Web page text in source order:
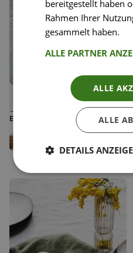
Speichern
Rindslungenbraten in
Senfrahmsauce mit
Butternudeln und Cranberry
Creative Director Jones
Fashion
bereitgestellt haben
Rahmen Ihrer
gesammelt haben.
ALLE PARTNER
ALLE
ALLE
DETAILS